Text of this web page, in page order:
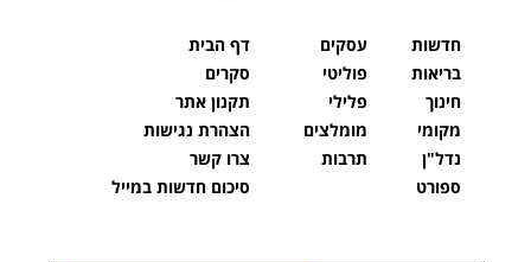
חדשות
בריאות
חינוך
מקומי
נדל"ן
ספורט
עסקים
פוליטי
פלילי
מומלצים
תרבות
דף הבית
סקרים
תקנון אתר
הצהרת נגישות
צרו קשר
סיכום חדשות במייל